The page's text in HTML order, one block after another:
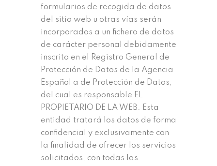
formularios de recogida de datos
del sitio web u otras vías serán
incorporados a un fichero de datos
de carácter personal debidamente
inscrito en el Registro General de
Protección de Datos de la Agencia
Español a de Protección de Datos,
del cual es responsable EL
PROPIETARIO DE LA WEB. Esta
entidad tratará los datos de forma
confidencial y exclusivamente con
la finalidad de ofrecer los servicios
solicitados, con todas las